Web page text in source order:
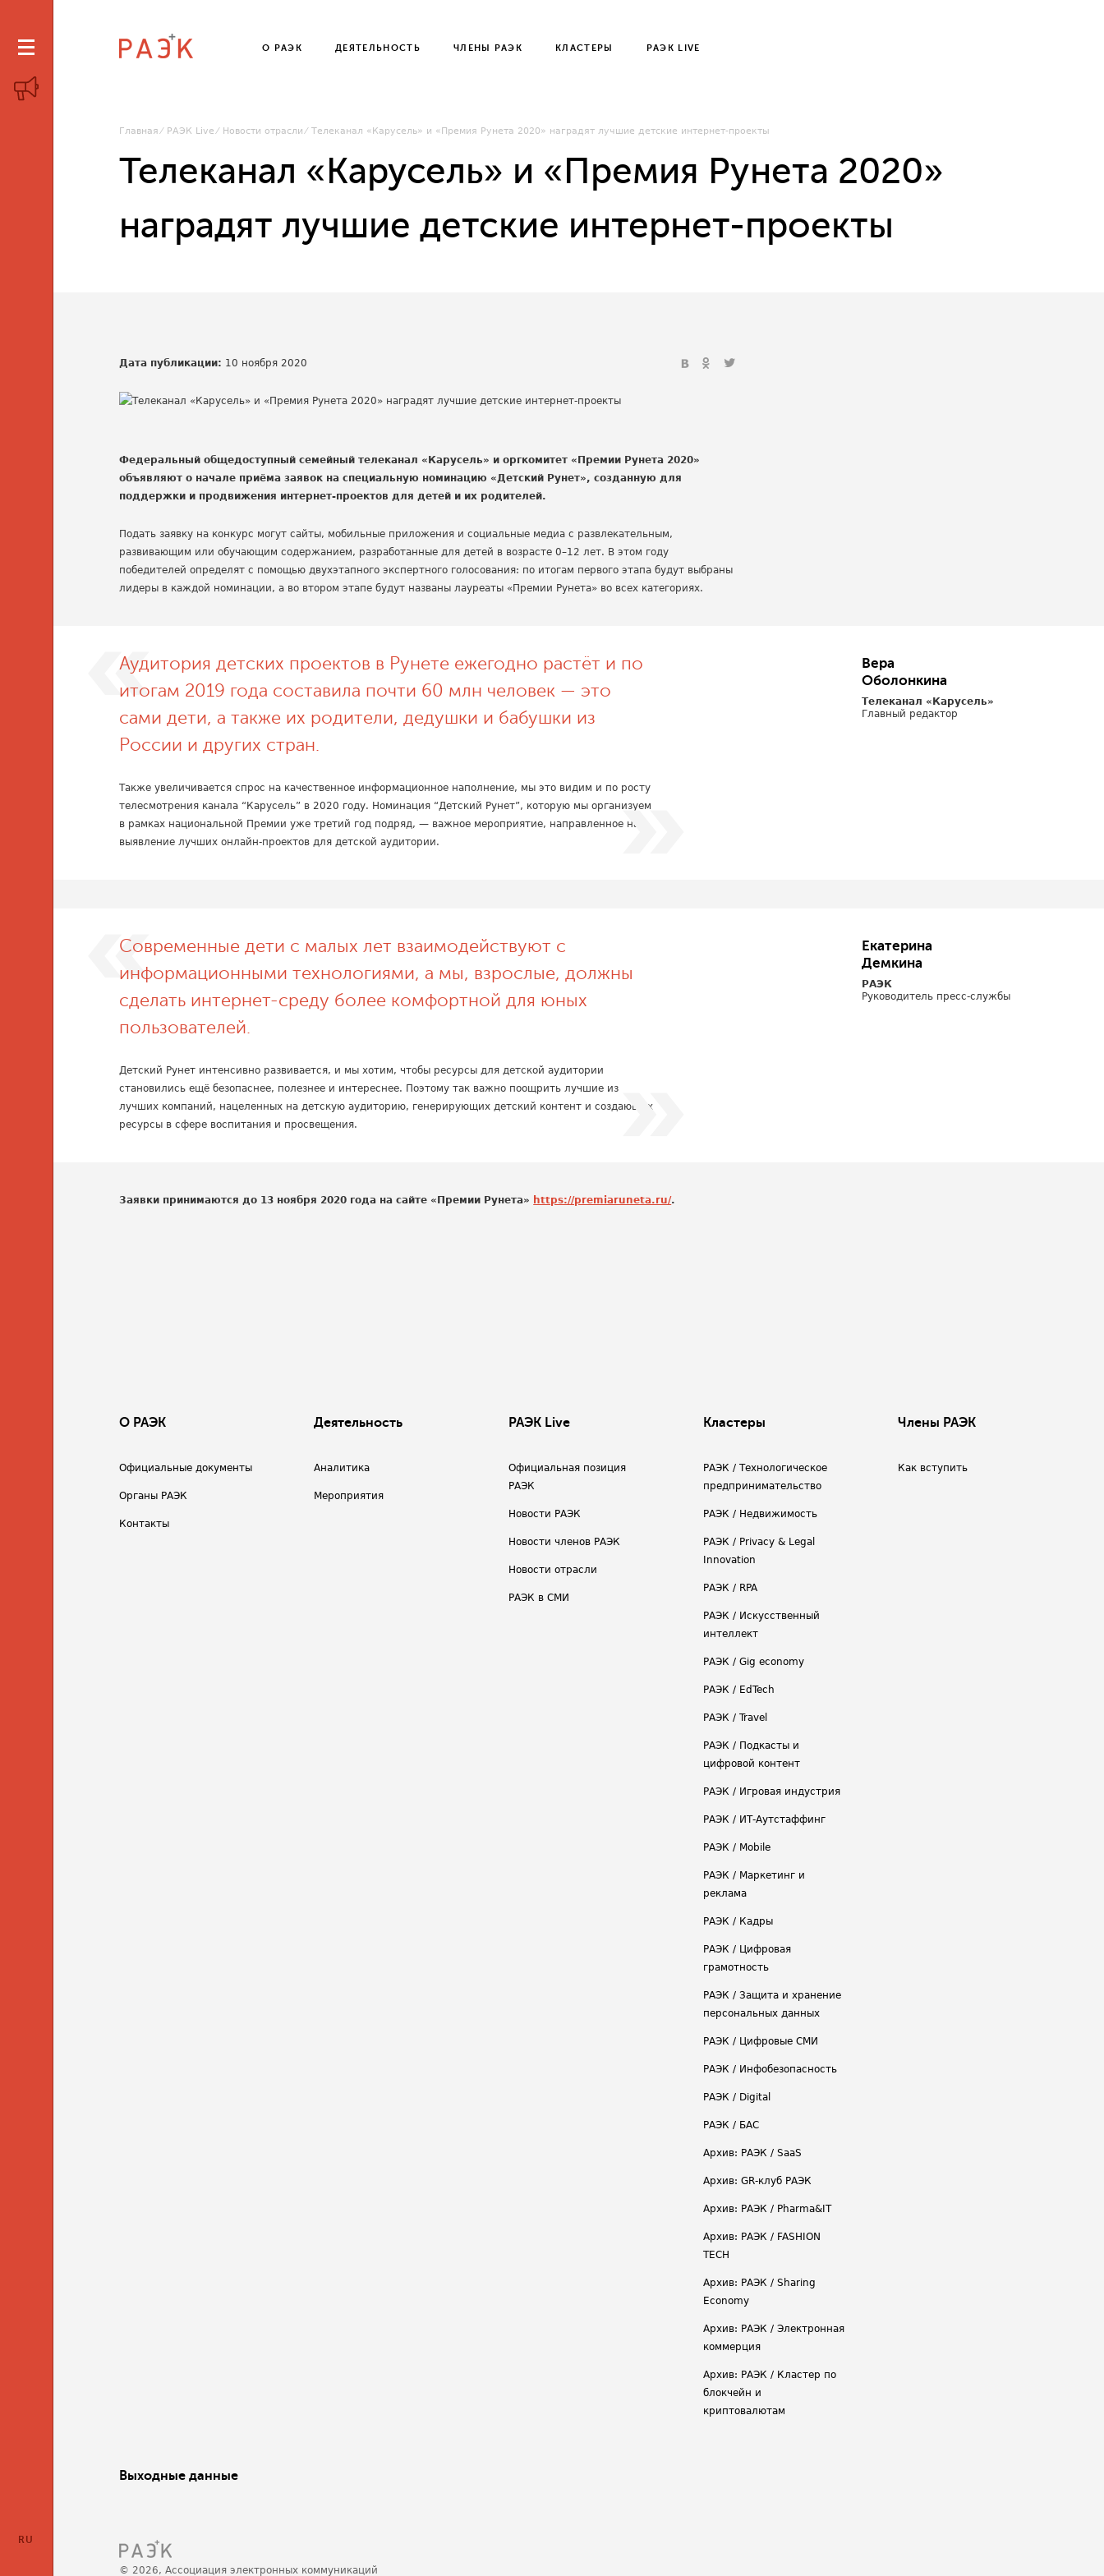
RU
О РАЭК ДЕЯТЕЛЬНОСТЬ ЧЛЕНЫ РАЭК КЛАСТЕРЫ РАЭК LIVE
Главная РАЭК Live Новости отрасли Телеканал «Карусель» и «Премия Рунета 2020» наградят лучшие детские интернет-проекты
Телеканал «Карусель» и «Премия Рунета 2020»
наградят лучшие детские интернет-проекты
Дата публикации: 10 ноября 2020
Федеральный общедоступный семейный телеканал «Карусель» и оргкомитет «Премии Рунета 2020»
объявляют о начале приёма заявок на специальную номинацию «Детский Рунет», созданную для
поддержки и продвижения интернет-проектов для детей и их родителей.
Подать заявку на конкурс могут сайты, мобильные приложения и социальные медиа с развлекательным,
развивающим или обучающим содержанием, разработанные для детей в возрасте 0–12 лет. В этом году
победителей определят с помощью двухэтапного экспертного голосования: по итогам первого этапа будут выбраны
лидеры в каждой номинации, а во втором этапе будут названы лауреаты «Премии Рунета» во всех категориях.
Аудитория детских проектов в Рунете ежегодно растёт и по
итогам 2019 года составила почти 60 млн человек — это
сами дети, а также их родители, дедушки и бабушки из
России и других стран.
Также увеличивается спрос на качественное информационное наполнение, мы это видим и по росту
телесмотрения канала “Карусель” в 2020 году. Номинация “Детский Рунет”, которую мы организуем
в рамках национальной Премии уже третий год подряд, — важное мероприятие, направленное на
выявление лучших онлайн-проектов для детской аудитории.
Вера
Оболонкина
Телеканал «Карусель»
Главный редактор
Современные дети с малых лет взаимодействуют с
информационными технологиями, а мы, взрослые, должны
сделать интернет-среду более комфортной для юных
пользователей.
Детский Рунет интенсивно развивается, и мы хотим, чтобы ресурсы для детской аудитории
становились ещё безопаснее, полезнее и интереснее. Поэтому так важно поощрить лучшие из
лучших компаний, нацеленных на детскую аудиторию, генерирующих детский контент и создающих
ресурсы в сфере воспитания и просвещения.
Екатерина
Демкина
РАЭК
Руководитель пресс-службы
Заявки принимаются до 13 ноября 2020 года на сайте «Премии Рунета» https://premiaruneta.ru/.
О РАЭК
Официальные документы
Органы РАЭК
Контакты
Деятельность
Аналитика
Мероприятия
РАЭК Live
Официальная позиция
РАЭК
Новости РАЭК
Новости членов РАЭК
Новости отрасли
РАЭК в СМИ
Кластеры
РАЭК / Технологическое
предпринимательство
РАЭК / Недвижимость
РАЭК / Privacy & Legal
Innovation
РАЭК / RPA
РАЭК / Искусственный
интеллект
РАЭК / Gig economy
РАЭК / EdTech
РАЭК / Travel
РАЭК / Подкасты и
цифровой контент
РАЭК / Игровая индустрия
РАЭК / ИТ-Аутстаффинг
РАЭК / Mobile
РАЭК / Маркетинг и
реклама
РАЭК / Кадры
РАЭК / Цифровая
грамотность
РАЭК / Защита и хранение
персональных данных
РАЭК / Цифровые СМИ
РАЭК / Инфобезопасность
РАЭК / Digital
РАЭК / БАС
Архив: РАЭК / SaaS
Архив: GR-клуб РАЭК
Архив: РАЭК / Pharma&IT
Архив: РАЭК / FASHION
TECH
Архив: РАЭК / Sharing
Economy
Архив: РАЭК / Электронная
коммерция
Архив: РАЭК / Кластер по
блокчейн и
криптовалютам
Члены РАЭК
Как вступить
Выходные данные
© 2026, Ассоциация электронных коммуникаций